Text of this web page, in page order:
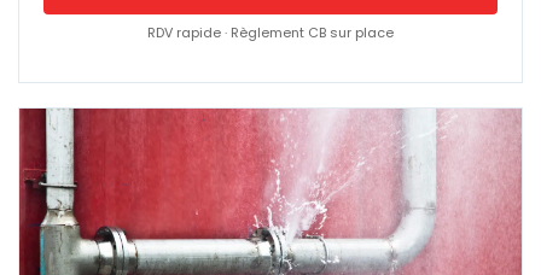
RDV rapide · Règlement CB sur place